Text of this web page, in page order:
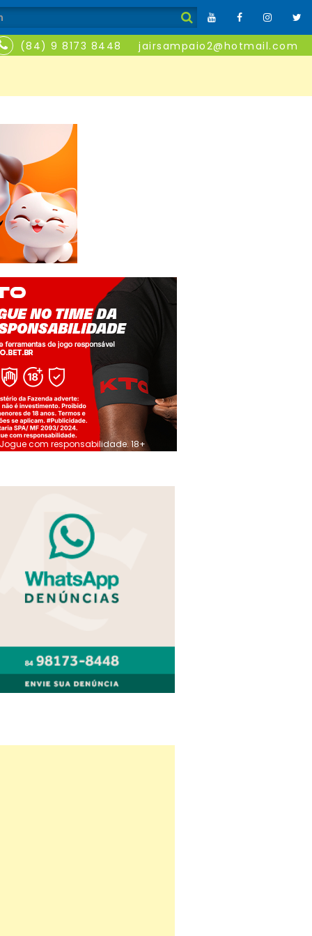
(84) 9 8173 8448 jairsampaio2@hotmail.com
Jogue com responsabilidade. 18+